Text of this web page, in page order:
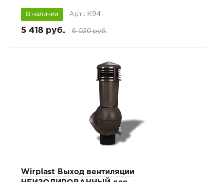
В наличии Арт.: К94
5 418 руб. 6 020 руб.
Wirplast Выход вентиляции